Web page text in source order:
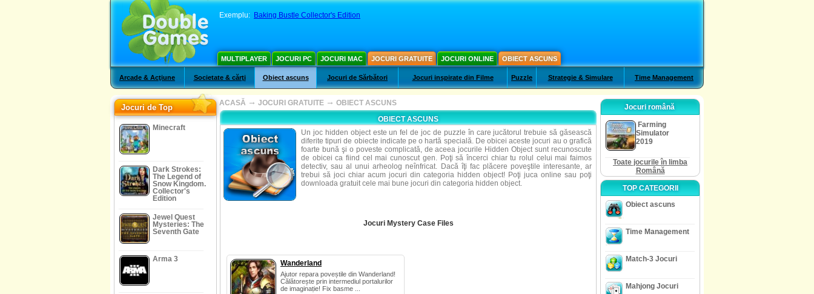
Exemplu: Baking Bustle Collector's Edition
MULTIPLAYER JOCURI PC JOCURI MAC JOCURI GRATUITE JOCURI ONLINE OBIECT ASCUNS
Arcade & Acţiune Societate & cărţi Obiect ascuns Jocuri de Sărbători Jocuri inspirate din Filme Puzzle Strategie & Simulare Time Management
Jocuri de Top
Minecraft
Dark Strokes:
The Legend of
Snow Kingdom.
Collector's
Edition
Jewel Quest
Mysteries: The
Seventh Gate
Arma 3
ACASĂ → JOCURI GRATUITE → OBIECT ASCUNS
OBIECT ASCUNS
Un joc hidden object este un fel de joc de puzzle în care jucătorul trebuie să găsească
diferite tipuri de obiecte indicate pe o hartă specială. De obicei aceste jocuri au o grafică
foarte bună şi o poveste complicată, de aceea jocurile Hidden Object sunt recunoscute
de obicei ca fiind cel mai cunoscut gen. Poţi să încerci chiar tu rolul celui mai faimos
detectiv, sau al unui arheolog neînfricat. Dacă îţi fac plăcere poveştile interesante, ar
trebui să joci chiar acum jocuri din categoria hidden object! Poţi juca online sau poţi
downloada gratuit cele mai bune jocuri din categoria hidden object.
Jocuri Mystery Case Files
Wanderland
Ajutor repara poveștile din Wanderland!
Călătorește prin intermediul portalurilor
de imaginație! Fix basme ...
Jocuri română
Farming
Simulator
2019
Toate jocurile în limba
Română
TOP CATEGORII
Obiect ascuns
Time Management
Match-3 Jocuri
Mahjong Jocuri